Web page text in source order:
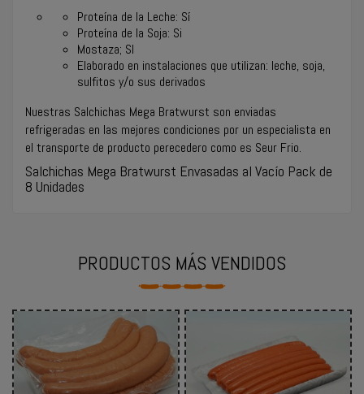
Proteína de la Leche: Sí
Proteína de la Soja: Si
Mostaza; SI
Elaborado en instalaciones que utilizan: leche, soja,
sulfitos y/o sus derivados
Nuestras Salchichas Mega Bratwurst son enviadas
refrigeradas en las mejores condiciones por un especialista en
el transporte de producto perecedero como es Seur Frio.
Salchichas Mega Bratwurst Envasadas al Vacío Pack de
8 Unidades
PRODUCTOS MÁS VENDIDOS